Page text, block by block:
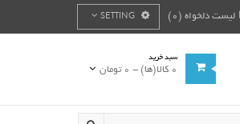
لیست دلخواه (0) SETTING
سبد خرید
0 کالا(ها) - 0 تومان